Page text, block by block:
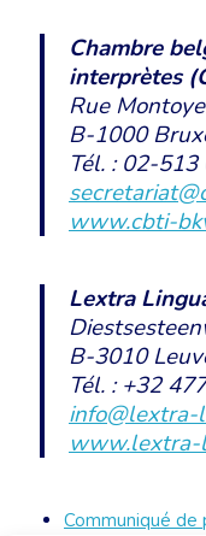
Chambre
interprètes
Rue
B-1000
Tél. : 02-
www.cbti-
Lextra
B-3010
Tél. : +32
info@lextra-
www.lextra-
Communiqué de